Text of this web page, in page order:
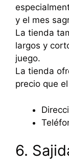
y el mes
La tienda
largos y
juego.
La tienda
precio que
6.